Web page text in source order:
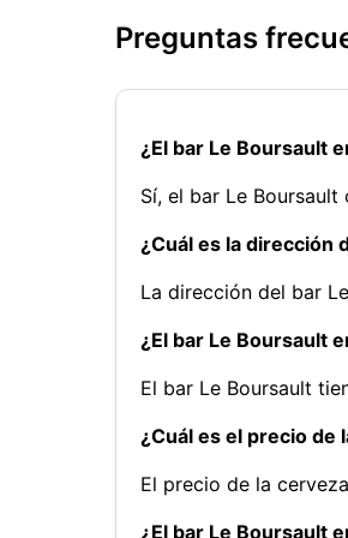
Preguntas
¿El bar Le Boursault
Sí, el bar Le
¿Cuál es la dirección
La dirección del bar
¿El bar Le Boursault
El bar Le Boursault
¿Cuál es el precio de
El precio de la
¿El bar Le Boursault